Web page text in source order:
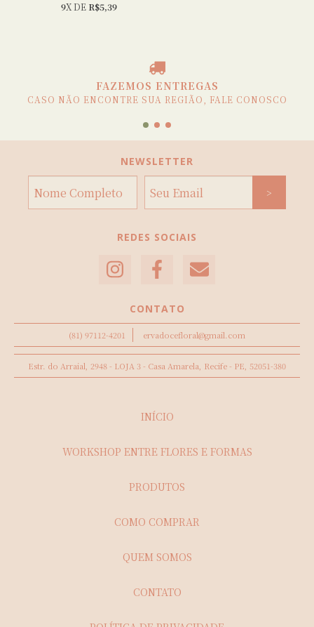
9X DE R$5,39
FAZEMOS ENTREGAS
CASO NÃO ENCONTRE SUA REGIÃO, FALE CONOSCO
NEWSLETTER
REDES SOCIAIS
CONTATO
(81) 97112-4201 ervadocefloral@gmail.com
Estr. do Arraial, 2948 - LOJA 3 - Casa Amarela, Recife - PE, 52051-380
INÍCIO
WORKSHOP ENTRE FLORES E FORMAS
PRODUTOS
COMO COMPRAR
QUEM SOMOS
CONTATO